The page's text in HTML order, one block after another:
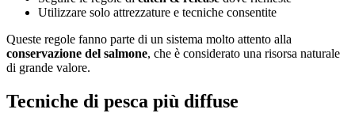
Utilizzare solo attrezzature e tecniche consentite
Queste regole fanno parte di un sistema molto attento alla
conservazione del salmone, che è considerato una risorsa naturale
di grande valore.
Tecniche di pesca più diffuse